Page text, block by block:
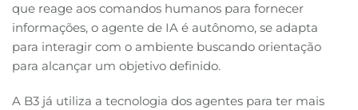
que reage aos comandos humanos para fornecer
informações, o agente de IA é autônomo, se adapta
para interagir com o ambiente buscando orientação
para alcançar um objetivo definido.
A B3 já utiliza a tecnologia dos agentes para ter mais